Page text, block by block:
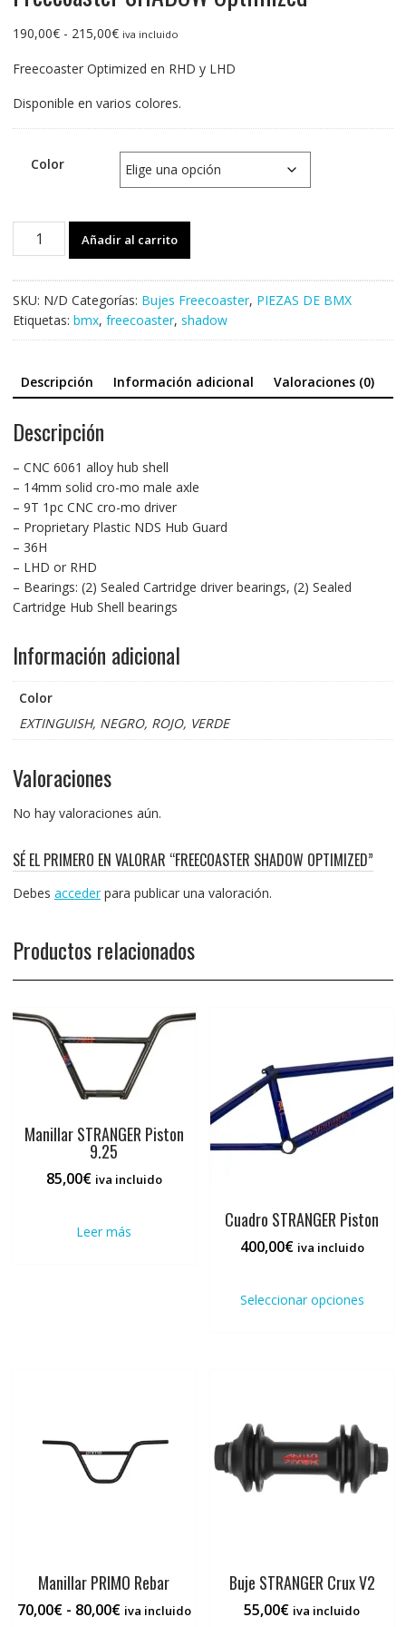
190,00€ - 215,00€Rango
precios:
190,00€
hasta
215,00€
iva incluido
Freecoaster Optimized en RHD y LHD
Disponible en varios colores.
Color
Freecoaster
Añadir al carrito
SKU: N/D Categorías: Bujes Freecoaster, PIEZAS DE BMX
Etiquetas: bmx, freecoaster, shadow
Descripción Información adicional Valoraciones (0)
Descripción
– CNC 6061 alloy hub shell
– 14mm solid cro-mo male axle
– 9T 1pc CNC cro-mo driver
– Proprietary Plastic NDS Hub Guard
– 36H
– LHD or RHD
– Bearings: (2) Sealed Cartridge driver bearings, (2) Sealed
Cartridge Hub Shell bearings
Información adicional
Color
EXTINGUISH, NEGRO, ROJO, VERDE
Valoraciones
No hay valoraciones aún.
SÉ EL PRIMERO EN VALORAR “FREECOASTER SHADOW OPTIMIZED”
Debes accederpara publicar una valoración.
Productos relacionados
Manillar STRANGER Piston
9.25
85,00€ iva incluido
Leer más
Cuadro STRANGER Piston
400,00€ iva incluido
Seleccionar opciones
en
Manillar PRIMO Rebar
70,00€ - 80,00€Rango
iva incluido
Buje STRANGER Crux V2
55,00€ iva incluido